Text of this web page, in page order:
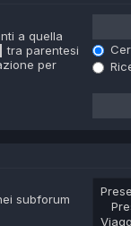
a quella
tra parentesi
per
subforum